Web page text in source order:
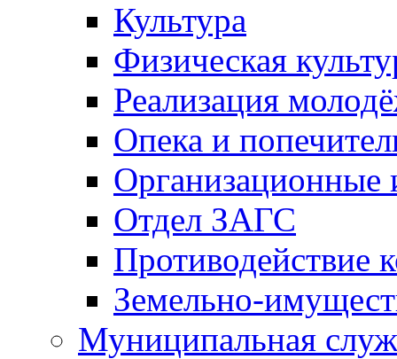
Культура
Физическая
Реализация
Опека и
Отдел ЗАГС
Противодействие
Земельно-
Муниципальная